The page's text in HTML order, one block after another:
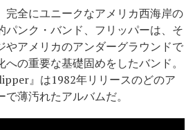
完全にユニークなアメリカ西海岸の
パンク・バンド、フリッパーは、そ
やアメリカのアンダーグラウンドで
の重要な基礎固めをしたバンド。
』は1982年リリースのどのア
薄汚れたアルバムだ。